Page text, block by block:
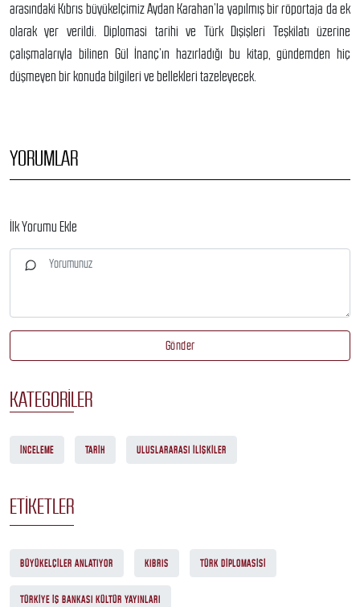
arasındaki Kıbrıs büyükelçimiz Aydan Karahan’la yapılmış bir röportaja da ek
olarak yer verildi. Diplomasi tarihi ve Türk Dışişleri Teşkilatı üzerine
çalışmalarıyla bilinen Gül İnanç’ın hazırladığı bu kitap, gündemden hiç
düşmeyen bir konuda bilgileri ve bellekleri tazeleyecek.
YORUMLAR
İlk Yorumu Ekle
Gönder
KATEGORILER
İNCELEME TARIH ULUSLARARASI ILIŞKILER
ETIKETLER
BÜYÜKELÇILER ANLATIYOR KIBRIS TÜRK DIPLOMASISI
TÜRKIYE İŞ BANKASI KÜLTÜR YAYINLARI